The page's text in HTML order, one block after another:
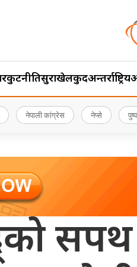
कुटनीतिसुरक्षाखेलकुदअन्तर्राष्ट्रिय
नेपाली कांग्रेस नेप्से
सपथ